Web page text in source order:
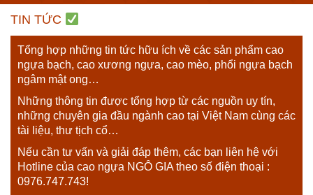
TIN TỨC
Tổng hợp những tin tức hữu ích về các sản phẩm cao
ngựa bạch, cao xương ngựa, cao mèo, phổi ngựa bạch
ngâm mật ong…
Những thông tin được tổng hợp từ các nguồn uy tín,
những chuyên gia đầu ngành cao tại Việt Nam cùng các
tài liệu, thư tịch cổ…
Nếu cần tư vấn và giải đáp thêm, các bạn liên hệ với
Hotline của cao ngựa NGÔ GIA theo số điện thoại :
0976.747.743!